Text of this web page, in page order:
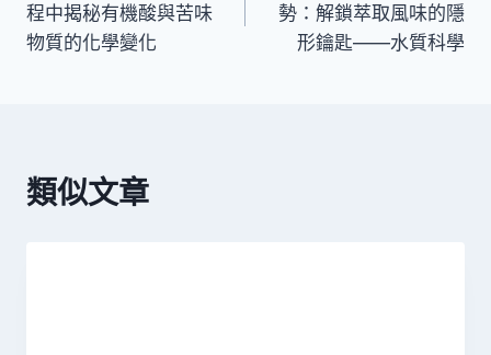
程中揭秘有機酸與苦味
物質的化學變化
勢：解鎖萃取風味的隱
形鑰匙——水質科學
類似文章